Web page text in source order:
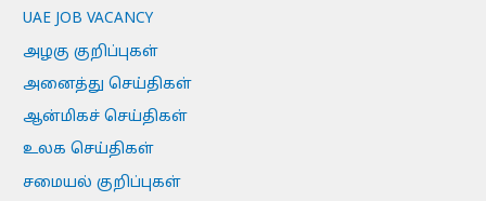
UAE JOB VACANCY
அழகு குறிப்புகள்
அனைத்து செய்திகள்
ஆன்மிகச் செய்திகள்
உலக செய்திகள்
சமையல் குறிப்புகள்